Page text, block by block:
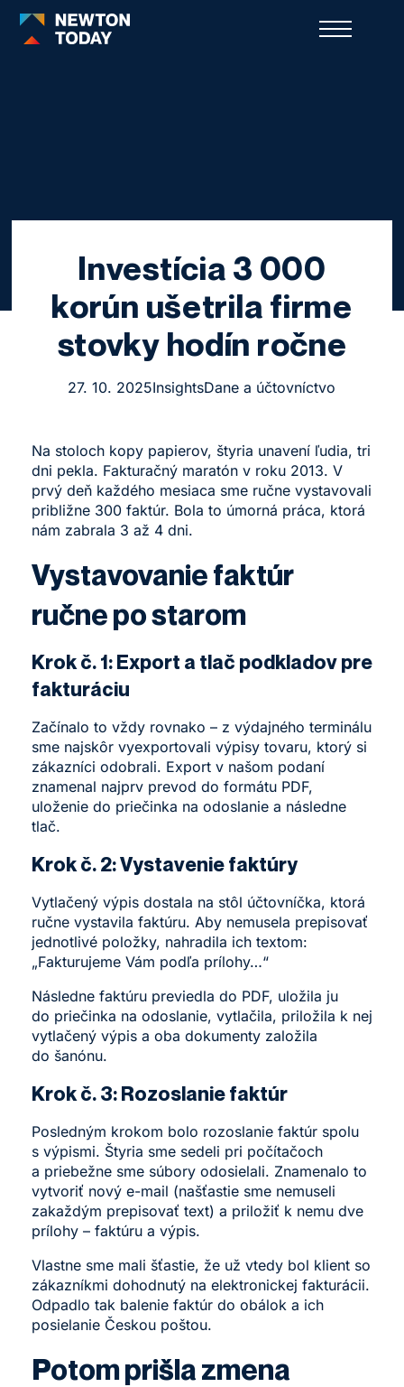
Investícia 3 000
korún ušetrila firme
stovky hodín ročne
27. 10. 2025InsightsDane a účtovníctvo
Na stoloch kopy papierov, štyria unavení ľudia, tri
dni pekla. Fakturačný maratón v roku 2013. V
prvý deň každého mesiaca sme ručne vystavovali
približne 300 faktúr. Bola to úmorná práca, ktorá
nám zabrala 3 až 4 dni.
Vystavovanie faktúr
ručne po starom
Krok č. 1: Export a tlač podkladov pre
fakturáciu
Začínalo to vždy rovnako – z výdajného terminálu
sme najskôr vyexportovali výpisy tovaru, ktorý si
zákazníci odobrali. Export v našom podaní
znamenal najprv prevod do formátu PDF,
uloženie do priečinka na odoslanie a následne
tlač.
Krok č. 2: Vystavenie faktúry
Vytlačený výpis dostala na stôl účtovníčka, ktorá
ručne vystavila faktúru. Aby nemusela prepisovať
jednotlivé položky, nahradila ich textom:
„Fakturujeme Vám podľa prílohy…“
Následne faktúru previedla do PDF, uložila ju
do priečinka na odoslanie, vytlačila, priložila k nej
vytlačený výpis a oba dokumenty založila
do šanónu.
Krok č. 3: Rozoslanie faktúr
Posledným krokom bolo rozoslanie faktúr spolu
s výpismi. Štyria sme sedeli pri počítačoch
a priebežne sme súbory odosielali. Znamenalo to
vytvoriť nový e-mail (našťastie sme nemuseli
zakaždým prepisovať text) a priložiť k nemu dve
prílohy – faktúru a výpis.
Vlastne sme mali šťastie, že už vtedy bol klient so
zákazníkmi dohodnutý na elektronickej fakturácii.
Odpadlo tak balenie faktúr do obálok a ich
posielanie Českou poštou.
Potom prišla zmena